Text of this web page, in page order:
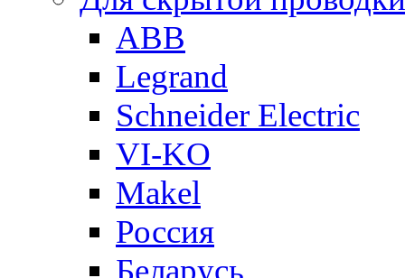
ABB
Legrand
Schneider Electric
VI-KO
Makel
Россия